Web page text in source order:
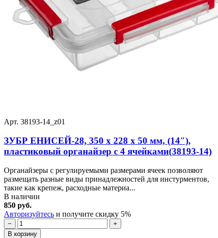
Арт. 38193-14_z01
ЗУБР ЕНИСЕЙ-28, 350 х 228 х 50 мм, (14″),
пластиковый органайзер с 4 ячейками(38193-14)
Органайзеры с регулируемыми размерами ячеек позволяют
размещать разные виды принадлежностей для инстурментов,
такие как крепеж, расходные материа...
В наличии
850 руб.
Авторизуйтесь и получите скидку 5%
−
+
В корзину